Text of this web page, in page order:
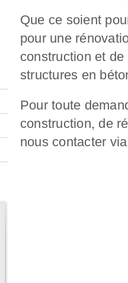
Que ce soient
pour une
construction et
structures en
Pour toute
construction, de
nous contacter